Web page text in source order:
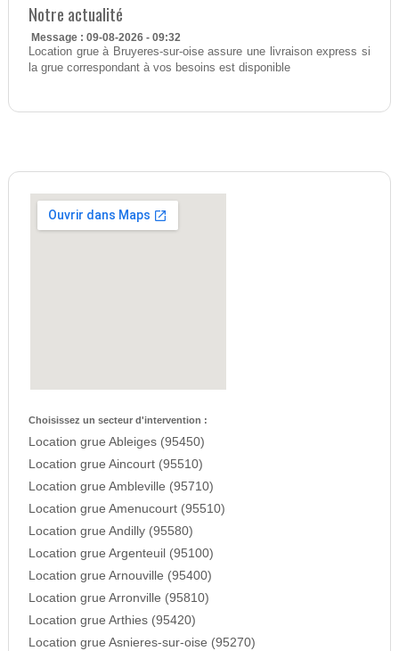
Notre actualité
Message : 09-08-2026 - 09:32
Location grue à Bruyeres-sur-oise assure une livraison express si
la grue correspondant à vos besoins est disponible
Choisissez un secteur d'intervention :
Location grue Ableiges (95450)
Location grue Aincourt (95510)
Location grue Ambleville (95710)
Location grue Amenucourt (95510)
Location grue Andilly (95580)
Location grue Argenteuil (95100)
Location grue Arnouville (95400)
Location grue Arronville (95810)
Location grue Arthies (95420)
Location grue Asnieres-sur-oise (95270)